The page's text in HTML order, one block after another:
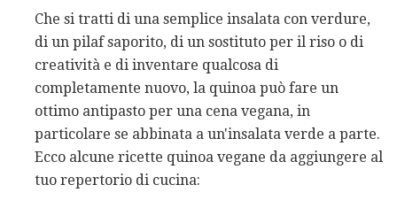
Che si tratti di una semplice insalata con verdure,
di un pilaf saporito, di un sostituto per il riso o di
creatività e di inventare qualcosa di
completamente nuovo, la quinoa può fare un
ottimo antipasto per una cena vegana, in
particolare se abbinata a un'insalata verde a parte.
Ecco alcune ricette quinoa vegane da aggiungere al
tuo repertorio di cucina: